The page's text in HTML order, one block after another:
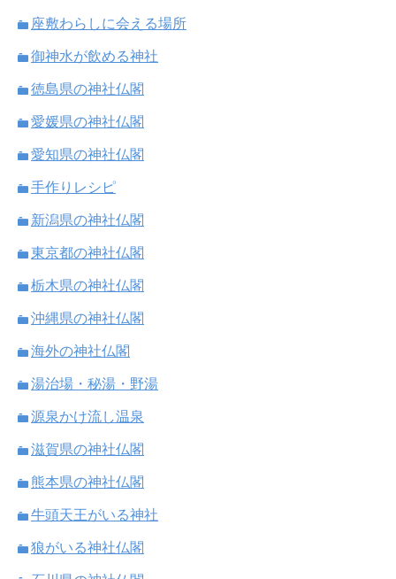
座敷わらしに会える場所
御神水が飲める神社
徳島県の神社仏閣
愛媛県の神社仏閣
愛知県の神社仏閣
手作りレシピ
新潟県の神社仏閣
東京都の神社仏閣
栃木県の神社仏閣
沖縄県の神社仏閣
海外の神社仏閣
湯治場・秘湯・野湯
源泉かけ流し温泉
滋賀県の神社仏閣
熊本県の神社仏閣
牛頭天王がいる神社
狼がいる神社仏閣